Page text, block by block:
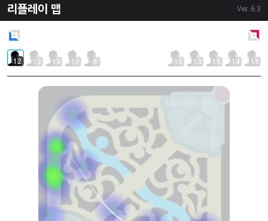
리플레이 맵 Ver. 6.3
12 12 13 12 8 15 13 15 14 11